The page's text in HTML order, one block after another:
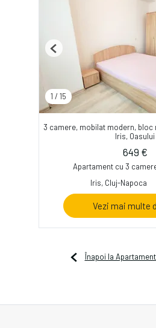
1 / 15
Previous
3 camere, mobilat modern, bloc
Iris, Oasului
649 €
Apartament cu 3
Iris, Cluj-Napoca
Vezi mai multe
Înapoi la